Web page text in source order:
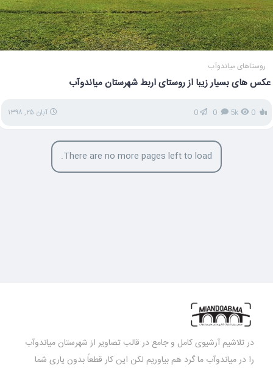
روستاهای میاندوآب
عکس های بسیار زیبا از روستای اربط شهرستان میاندوآب
5k
0 آبان ۲۵, ۱۳۹۸
There are no more pages left to load.
در تلاشیم آرشیوی کامل و جامع در قالب تصاویر از شهرستان میاندوآب
را در میاندوآب ما گرد هم بیاوریم لکن این کار قطعاً بدون یاری شما